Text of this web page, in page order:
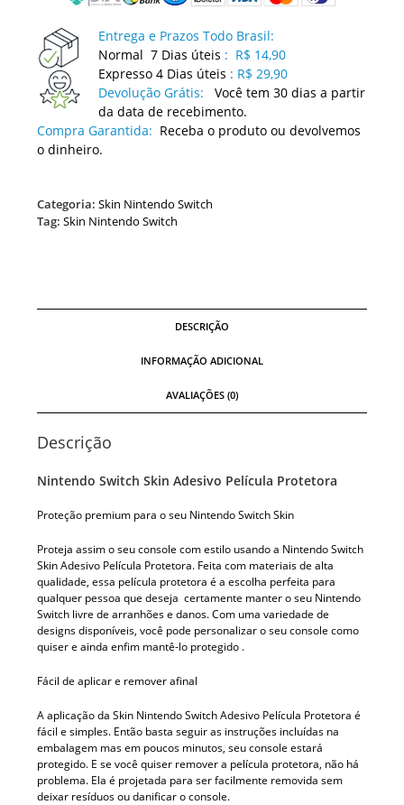
Entrega e Prazos Todo Brasil:
Normal 7 Dias úteis : R$ 14,90
Expresso 4 Dias úteis : R$ 29,90
Devolução Grátis:
Você tem 30 dias a partir
da data de recebimento.
Compra Garantida: Receba o produto ou devolvemos
o dinheiro.
Categoria:Skin Nintendo Switch
Tag:Skin Nintendo Switch
DESCRIÇÃO
INFORMAÇÃO ADICIONAL
AVALIAÇÕES (0)
Descrição
Nintendo Switch Skin Adesivo Película Protetora
Proteção premium para o seu Nintendo Switch Skin
Proteja assim o seu console com estilo usando a Nintendo Switch
Skin Adesivo Película Protetora. Feita com materiais de alta
qualidade, essa película protetora é a escolha perfeita para
qualquer pessoa que deseja certamente manter o seu Nintendo
Switch livre de arranhões e danos. Com uma variedade de
designs disponíveis, você pode personalizar o seu console como
quiser e ainda enfim mantê-lo protegido .
Fácil de aplicar e remover afinal
A aplicação da Skin Nintendo Switch Adesivo Película Protetora é
fácil e simples. Então basta seguir as instruções incluídas na
embalagem mas em poucos minutos, seu console estará
protegido. E se você quiser remover a película protetora, não há
problema. Ela é projetada para ser facilmente removida sem
deixar resíduos ou danificar o console.